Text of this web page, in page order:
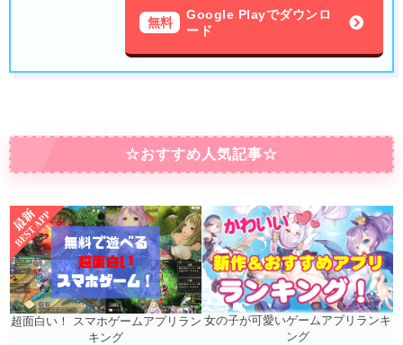
無料
Google Playでダウンロ
ード
☆おすすめ人気記事☆
超面白い！ スマホゲームアプリラン
キング
女の子が可愛いゲームアプリランキ
ング